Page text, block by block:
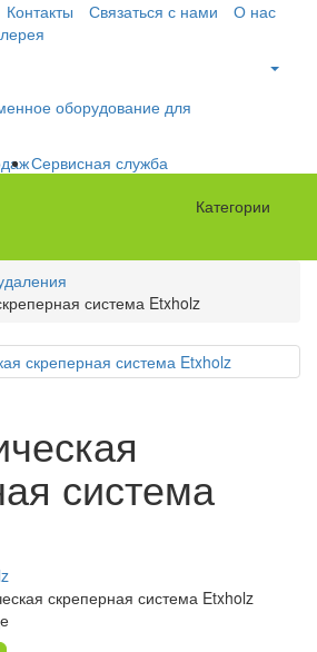
Контакты Связаться с нами
О нас
Сервисная служба
Категории
система Etxholz
система
скреперная система Etxholz